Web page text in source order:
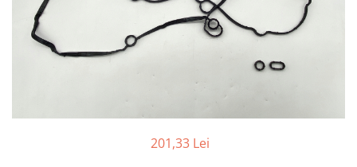
Capac bara
Capac fata motor
Capota spate
TAMPON
Turbocompresor
201,33 Lei